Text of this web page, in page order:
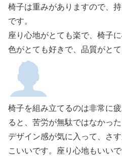
椅子は重みがありますので、
です。
座り心地がとても楽で、椅子
色がとても好きで、品質がとて
椅子を組み立てるのは非常に
ると、苦労が無駄ではなかっ
デザイン感が気に入って、さ
こいいです。座り心地もいい